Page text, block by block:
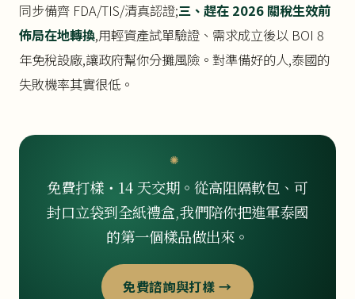
同步備齊 FDA/TIS/清真認證;三、趕在 2026 關稅生效前
佈局在地轉換,用輕資產試單驗證、需求成立後以 BOI 8
年免稅設廠,讓政府幫你分攤風險。對準備好的人,泰國的
失敗機率其實很低。
免費打樣・14 天交期。從高阻隔軟包、可
封口立袋到全紙禮盒,我們陪你把進軍泰國
的第一個樣品做出來。
免費諮詢與打樣 →